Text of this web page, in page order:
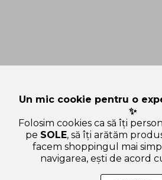
Un mic cookie pentru o
✨
Folosim cookies ca să îți
pe SOLE, să îți arătăm
facem shoppingul mai
navigarea, ești de acord